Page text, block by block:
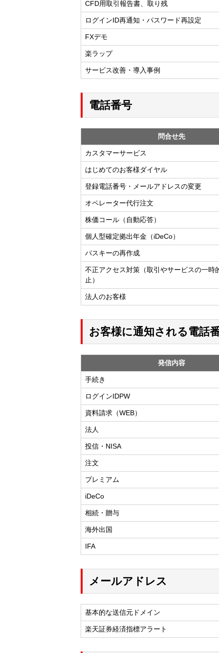
CFD用取引報告書、取り残
ログインID再通知・パスワード再設定
FXデモ
楽ラップ
サービス改善・導入事例
電話番号
問合せ先
カスタマーサービス
はじめてのお客様ダイヤル
登録電話番号・メールアドレスの変更
オペレーター代行注文
株価コール（自動応答）
個人型確定拠出年金（iDeCo）
パスキーの再作成
不正アクセス対策（取引やサービスの一時
止）
法人のお客様
お客様に通知される電話
発信内容
手続き
ログインIDPW
資料請求（WEB）
法人
投信・NISA
注文
プレミアム
iDeCo
相続・贈与
海外出国
IFA
メールアドレス
基本的な送信元ドメイン
楽天証券経済指標アラート